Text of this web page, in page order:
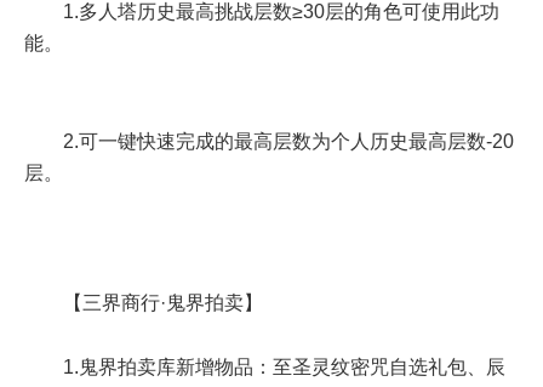
1.多人塔历史最高挑战层数≥30层的角色可使用此功
能。
2.可一键快速完成的最高层数为个人历史最高层数-20
层。
【三界商行·鬼界拍卖】
1.鬼界拍卖库新增物品：至圣灵纹密咒自选礼包、辰